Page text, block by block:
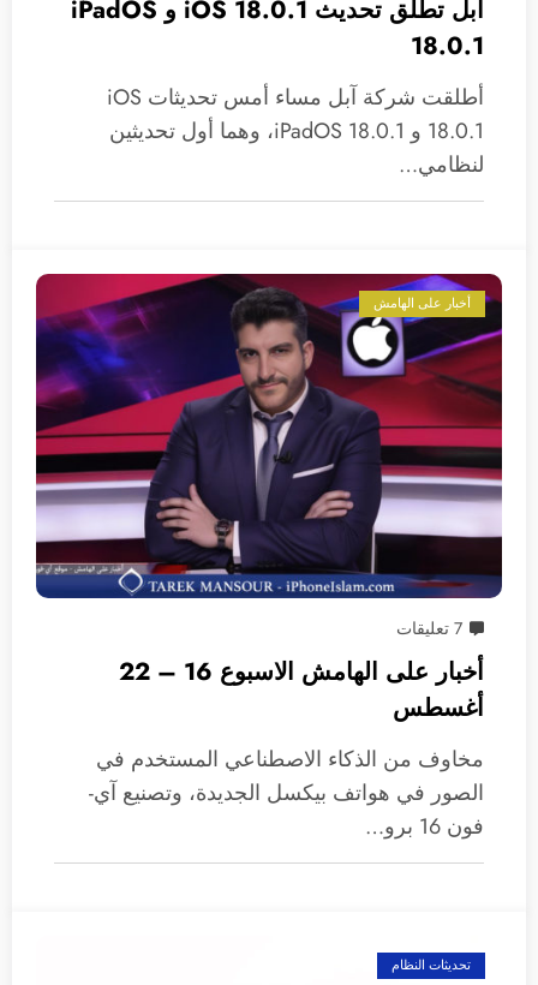
آبل تطلق تحديث 18.0.1 iOS و iPadOS
18.0.1
أطلقت شركة آبل مساء أمس تحديثات iOS
18.0.1 و iPadOS 18.0.1، وهما أول تحديثين
لنظامي…
أخبار على الهامش
7 تعليقات
أخبار على الهامش الاسبوع 16 – 22
أغسطس
مخاوف من الذكاء الاصطناعي المستخدم في
الصور في هواتف بيكسل الجديدة، وتصنيع آي-
فون 16 برو…
تحديثات النظام